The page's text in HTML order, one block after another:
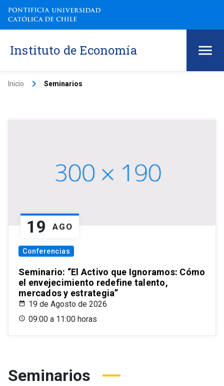
Instituto de Economía
Inicio keyboard_arrow_right Seminarios
19 AGO
Conferencias
Seminario: “El Activo que Ignoramos: Cómo
el envejecimiento redefine talento,
mercados y estrategia”
19 de Agosto de 2026
09:00 a 11:00 horas
Seminarios